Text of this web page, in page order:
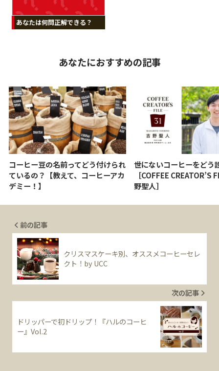
あなたは何問正解できる？
あなたにおすすめの記事
コーヒー豆の名前ってどう付けられ
ているの？【教えて、コーヒーアカ
デミー！】
世にないコーヒーをどう
［COFFEE CREATOR’S
野聖人］
前の記事
クリスマスケーキ別、オススメコーヒーセレ
クト！by UCC
次の記事
ドリッパーで初ドリップ！『ハルのコーヒ
ー』Vol.2